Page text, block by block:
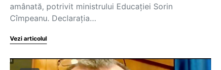
amânată, potrivit ministrului Educației Sorin
Cîmpeanu. Declarația…
Vezi articolul